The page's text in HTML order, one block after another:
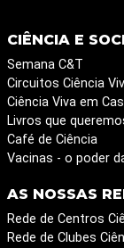
CIÊNCIA E
Semana C&T
Circuitos Ciência
Ciência Viva em
Livros que
Café de Ciência
Vacinas - o poder
AS NOSSAS
Rede de Centros
Rede de Clubes